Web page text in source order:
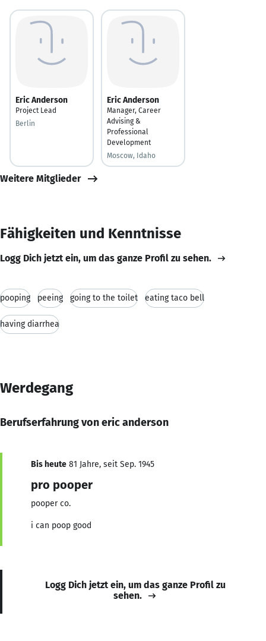
Eric Anderson
Project Lead
Berlin
Eric Anderson
Manager, Career
Advising &
Professional
Development
Moscow, Idaho
Weitere Mitglieder
Fähigkeiten und Kenntnisse
Logg Dich jetzt ein, um das ganze Profil zu sehen.
pooping peeing going to the toilet eating taco bell
having diarrhea
Werdegang
Berufserfahrung von eric anderson
Bis heute 81 Jahre, seit Sep. 1945
pro pooper
pooper co.
i can poop good
Logg Dich jetzt ein, um das ganze Profil zu
sehen.